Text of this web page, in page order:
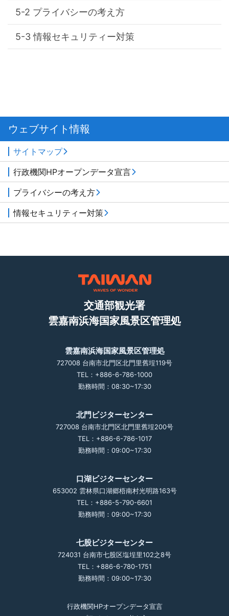
プライバシーの考え方
情報セキュリティー対策
ウェブサイト情報
サイトマップ
行政機関HPオープンデータ宣言
プライバシーの考え方
情報セキュリティー対策
交通部観光署
雲嘉南浜海国家風景区管理処
雲嘉南浜海国家風景区管理処
727008 台南市北門区北門里舊埕119号
TEL：+886-6-786-1000
勤務時間：08:30~17:30
北門ビジターセンター
727008 台南市北門区北門里舊埕200号
TEL：+886-6-786-1017
勤務時間：09:00~17:30
口湖ビジターセンター
653002 雲林県口湖郷梧南村光明路163号
TEL：+886-5-790-6601
勤務時間：09:00~17:30
七股ビジターセンター
724031 台南市七股区塩埕里102之8号
TEL：+886-6-780-1751
勤務時間：09:00~17:30
行政機関HPオープンデータ宣言